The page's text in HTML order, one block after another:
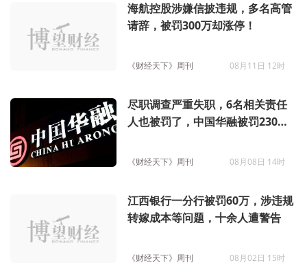
海航控股涉嫌信披违规，多名高管
请辞，被罚300万却涨停！
《财经天下》周刊 08月11日 12时
尽职调查严重失职，6名相关责任
人也被罚了，中国华融被罚230
《财经天下》周刊 08月08日 14时
江西银行一分行被罚60万，涉违规
转嫁成本等问题，十余人遭警告
《财经天下》周刊 08月02日 15时